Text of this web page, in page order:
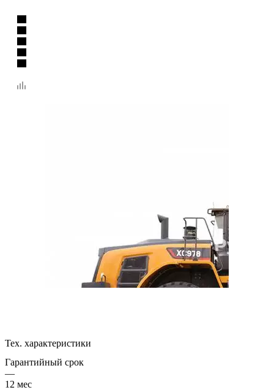
Тех. характеристики
Гарантийный срок
—
12 мес